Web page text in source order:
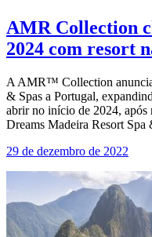
AMR Collection
2024 com resort
A AMR™ Collection anuncia
& Spas a Portugal,
abrir no início de 2024, após
Dreams Madeira Resort
29 de dezembro de 2022